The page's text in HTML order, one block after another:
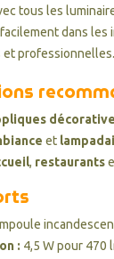
tous les
dans les
professionnelles.
et
, restaurants
: 4,5 W pour 470